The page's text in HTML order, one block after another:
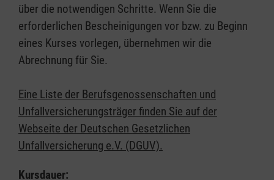
über die notwendigen Schritte. Wenn Sie die
erforderlichen Bescheinigungen vor bzw. zu Beginn
eines Kurses vorlegen, übernehmen wir die
Abrechnung für Sie.
Eine Liste der Berufsgenossenschaften und
Unfallversicherungsträger finden Sie auf der
Webseite der Deutschen Gesetzlichen
Unfallversicherung e.V. (DGUV).
Kursdauer: